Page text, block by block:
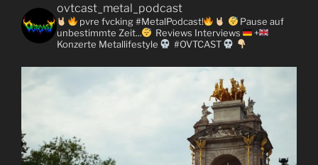
ovtcast_metal_podcast
pvre fvcking #MetalPodcast!
Pause auf
unbestimmte Zeit...
Reviews Interviews
+
Konzerte Metallifestyle #OVTCAST